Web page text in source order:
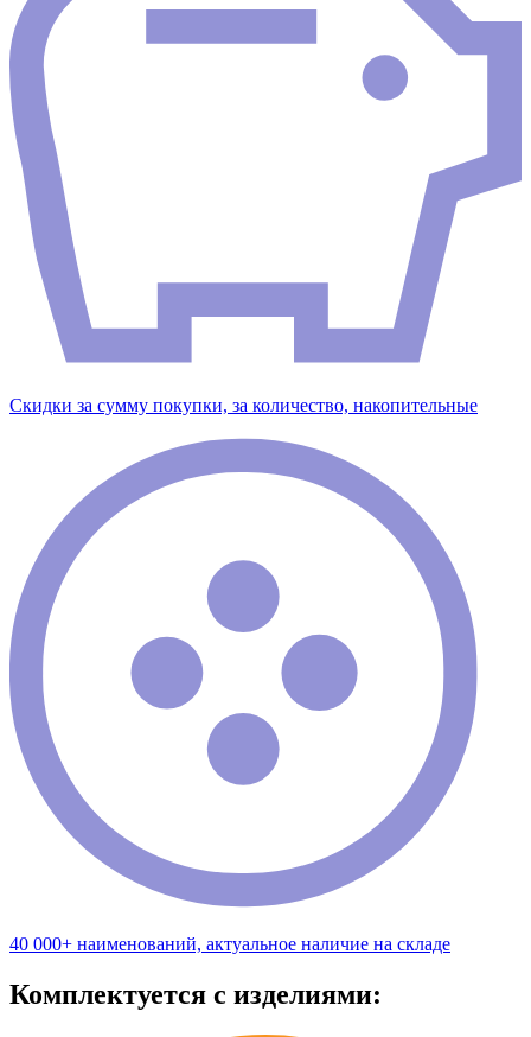
Скидки за сумму покупки, за количество, накопительные
40 000+ наименований, актуальное наличие на складе
Комплектуется с изделиями: